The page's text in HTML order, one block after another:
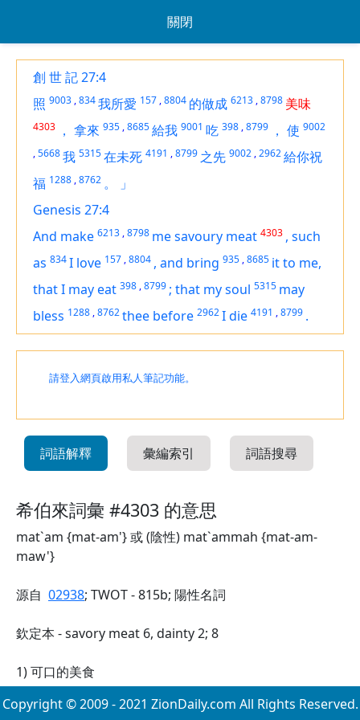
關閉
創 世 記 27:4
照 9003 ,834我所愛 157 ,8804 的做成 6213 ,8798 美味
4303 ， 拿來 935 ,8685給我 9001 吃 398 ,8799 ， 使 9002
,5668我 5315在未死 4191 ,8799 之先 9002 ,2962給你祝
福 1288 ,8762 。
」
Genesis 27:4
And make 6213 ,8798 me savoury meat 4303 , such
as 834I love 157 ,8804 , and bring 935 ,8685 itto me,
that I may eat 398 ,8799 ; that my soul 5315 may
bless 1288 ,8762thee before 2962I die 4191 ,8799 .
請登入網頁啟用私人筆記功能。
詞語解釋 彙編索引 詞語搜尋
希伯來詞彙 #4303 的意思
mat`am {mat-am'} 或 (陰性) mat`ammah {mat-am-
maw'}
源自 02938; TWOT - 815b; 陽性名詞
欽定本 - savory meat 6, dainty 2; 8
1) 可口的美食
Copyright © 2009 - 2021 ZionDaily.com All Rights Reserved.